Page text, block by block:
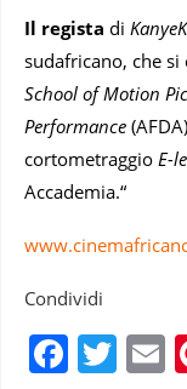
Il regista di
sudafricano, che
School of Motion
Performance
cortometraggio E-
Accademia.“
Condividi